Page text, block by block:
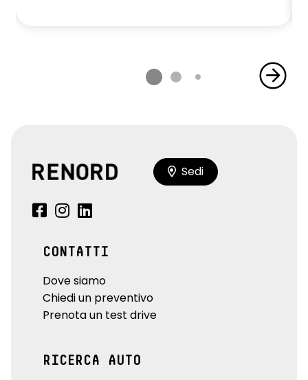
Sedi
CONTATTI
Dove siamo
Chiedi un preventivo
Prenota un test drive
RICERCA AUTO